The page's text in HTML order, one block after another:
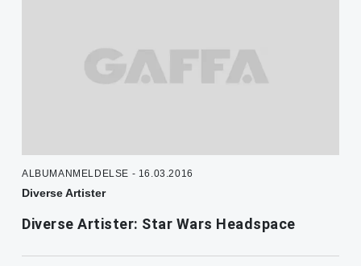
ALBUMANMELDELSE - 16.03.2016
Diverse Artister
Diverse Artister: Star Wars Headspace